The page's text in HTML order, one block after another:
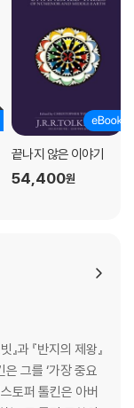
끝나지 않은 이야기
54,400원
과 『반지의 제왕』
그를 ‘가장 중요
토퍼 톨킨은 아버